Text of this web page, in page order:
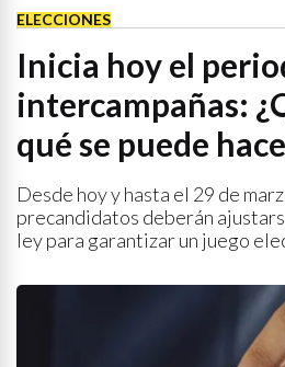
ELECCIONES
Inicia hoy el
intercampañas:
qué se puede
Desde hoy y hasta el 29 de
precandidatos deberán
ley para garantizar un juego